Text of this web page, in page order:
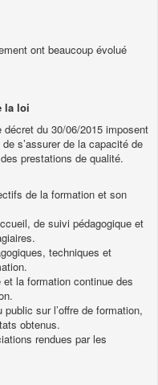
ont beaucoup évolué
la loi
du 30/06/2015 imposent
s’assurer de la capacité de
prestations de qualité.
de la formation et son
de suivi pédagogique et
techniques et
la formation continue des
sur l’offre de formation,
obtenus.
rendues par les